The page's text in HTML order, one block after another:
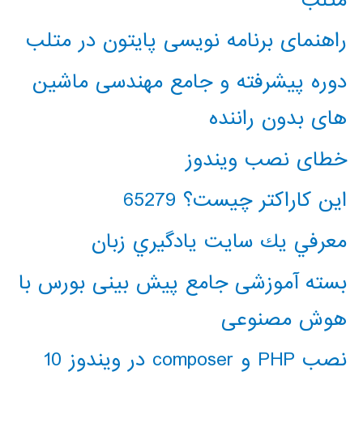
راهنمای برنامه نویسی پایتون در متلب
دوره پیشرفته و جامع مهندسی ماشین
های بدون راننده
خطای نصب ویندوز
این کاراکتر چیست؟ 65279
معرفي يك سايت يادگيري زبان
بسته آموزشی جامع پیش بینی بورس با
هوش مصنوعی
نصب PHP و composer در ویندوز 10